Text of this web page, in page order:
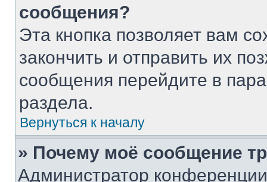
сообщения?
Эта кнопка позволяет вам
закончить и отправить их
сообщения перейдите в
раздела.
Вернуться к началу
» Почему моё сообщение
Администратор